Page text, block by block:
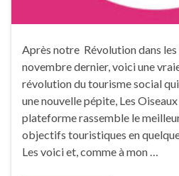
Après notre Révolution dans
novembre dernier, voici une
révolution du tourisme social
une nouvelle pépite, Les
plateforme rassemble le
objectifs touristiques en
Les voici et, comme à mon …